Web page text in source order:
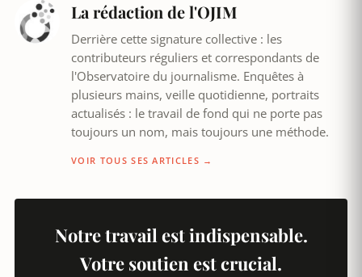
La rédaction de l'OJIM
Derrière cette signature collective : les
contributeurs réguliers et correspondants de
l'Observatoire du journalisme. Enquêtes à
plusieurs mains, veille quotidienne, portraits
actualisés : le travail de fond qui ne porte pas
toujours un nom, mais toujours une méthode.
VOIR TOUS SES ARTICLES →
Notre travail est indispensable.
Votre soutien est crucial.